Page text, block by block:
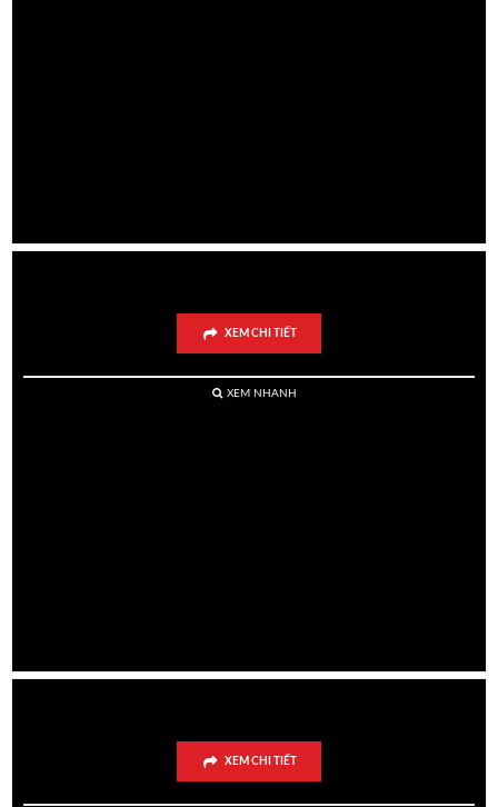
XEM CHI TIẾT
XEM NHANH
XEM CHI TIẾT